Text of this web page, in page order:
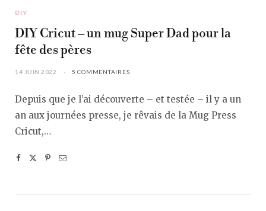
DIY
DIY Cricut – un mug Super Dad pour la
fête des pères
14 JUIN 2022 5 COMMENTAIRES
Depuis que je l’ai découverte – et testée – il y a un
an aux journées presse, je rêvais de la Mug Press
Cricut,…